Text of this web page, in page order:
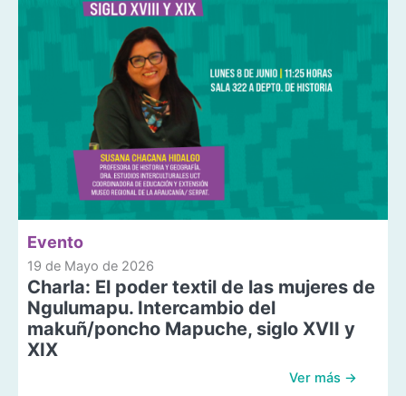
Evento
19 de Mayo de 2026
Charla: El poder textil de las mujeres de
Ngulumapu. Intercambio del
makuñ/poncho Mapuche, siglo XVII y
XIX
Ver más →